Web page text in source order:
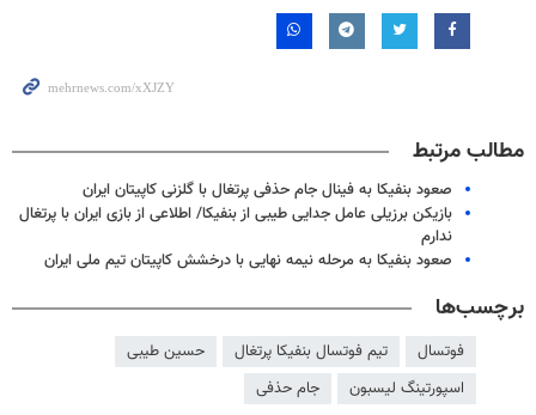
مطالب مرتبط
صعود بنفیکا به فینال جام حذفی پرتغال با گلزنی کاپیتان ایران
بازیکن برزیلی عامل جدایی طیبی از بنفیکا/ اطلاعی از بازی ایران با پرتغال
ندارم
صعود بنفیکا به مرحله نیمه نهایی با درخشش کاپیتان تیم ملی ایران
برچسب‌ها
فوتسال تیم فوتسال بنفیکا پرتغال
حسین طیبی
اسپورتینگ لیسبون
جام حذفی